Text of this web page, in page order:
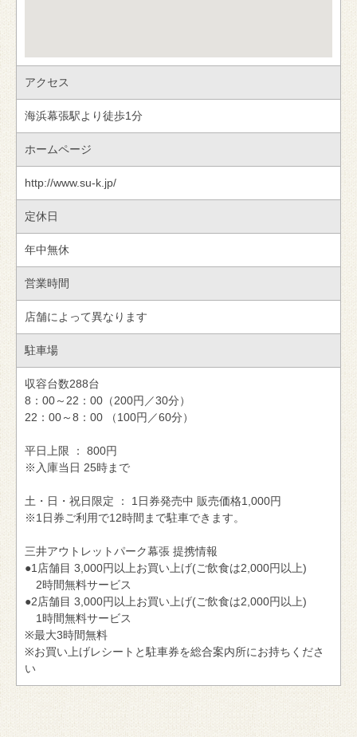
アクセス
海浜幕張駅より徒歩1分
ホームページ
http://www.su-k.jp/
定休日
年中無休
営業時間
店舗によって異なります
駐車場
収容台数288台
8：00～22：00（200円／30分）
22：00～8：00 （100円／60分）
平日上限 ： 800円
※入庫当日 25時まで
土・日・祝日限定 ： 1日券発売中 販売価格1,000円
※1日券ご利用で12時間まで駐車できます。
三井アウトレットパーク幕張 提携情報
●1店舗目 3,000円以上お買い上げ(ご飲食は2,000円以上)
2時間無料サービス
●2店舗目 3,000円以上お買い上げ(ご飲食は2,000円以上)
1時間無料サービス
※最大3時間無料
※お買い上げレシートと駐車券を総合案内所にお持ちくださ
い